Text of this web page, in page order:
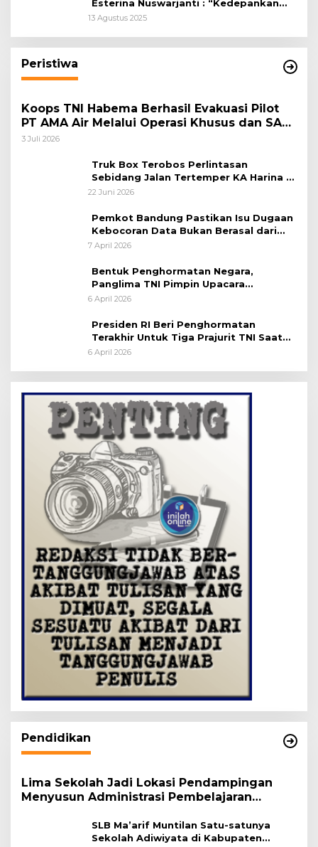
Esterina Nuswarjanti : “Kedepankan
Keadilan Restoratif Wujudkan
13 Agustus 2025
Peristiwa
Koops TNI Habema Berhasil Evakuasi Pilot
PT AMA Air Melalui Operasi Khusus dan SAR
Taktis
3 Juli 2026
Truk Box Terobos Perlintasan
Sebidang Jalan Tertemper KA Harina di
Jalan Stasiun Poncol-Jrakah Semarang
22 Juni 2026
Pemkot Bandung Pastikan Isu Dugaan
Kebocoran Data Bukan Berasal dari
Server Disdukcapil
7 April 2026
Bentuk Penghormatan Negara,
Panglima TNI Pimpin Upacara
Pemakaman Militer
6 April 2026
Presiden RI Beri Penghormatan
Terakhir Untuk Tiga Prajurit TNI Saat
Persemayaman di Bandara Soekarno-
6 April 2026
Pendidikan
Lima Sekolah Jadi Lokasi Pendampingan
Menyusun Administrasi Pembelajaran
SLB Ma’arif Muntilan Satu-satunya
Sekolah Adiwiyata di Kabupaten